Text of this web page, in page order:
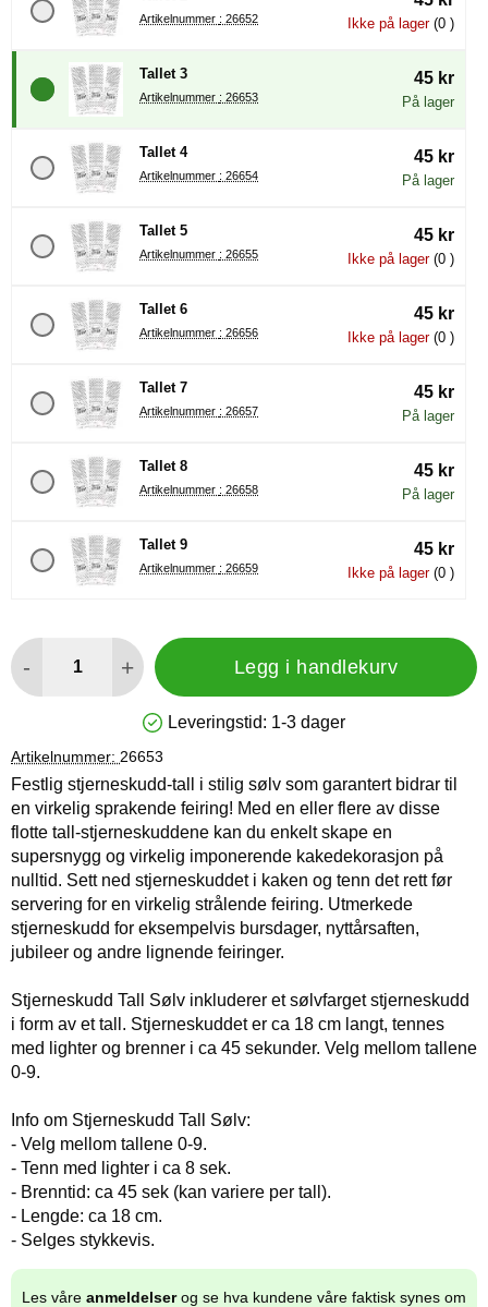
Artikelnummer : 26652 Ikke på lager(0 )
Tallet 3
Artikelnummer : 26653
45 kr
På lager
Tallet 4
Artikelnummer : 26654
45 kr
På lager
Tallet 5
Artikelnummer : 26655
45 kr
Ikke på lager(0 )
Tallet 6
Artikelnummer : 26656
45 kr
Ikke på lager(0 )
Tallet 7
Artikelnummer : 26657
45 kr
På lager
Tallet 8
Artikelnummer : 26658
45 kr
På lager
Tallet 9
Artikelnummer : 26659
45 kr
Ikke på lager(0 )
- + Legg i handlekurv
Produkttilgjengelighet: På lager
Leveringstid: 1-3 dager
Artikelnummer: 26653
Festlig stjerneskudd-tall i stilig sølv som garantert bidrar til
en virkelig sprakende feiring! Med en eller flere av disse
flotte tall-stjerneskuddene kan du enkelt skape en
supersnygg og virkelig imponerende kakedekorasjon på
nulltid. Sett ned stjerneskuddet i kaken og tenn det rett før
servering for en virkelig strålende feiring. Utmerkede
stjerneskudd for eksempelvis bursdager, nyttårsaften,
jubileer og andre lignende feiringer.
Stjerneskudd Tall Sølv inkluderer et sølvfarget stjerneskudd
i form av et tall. Stjerneskuddet er ca 18 cm langt, tennes
med lighter og brenner i ca 45 sekunder. Velg mellom tallene
0-9.
Info om Stjerneskudd Tall Sølv:
- Velg mellom tallene 0-9.
- Tenn med lighter i ca 8 sek.
- Brenntid: ca 45 sek (kan variere per tall).
- Lengde: ca 18 cm.
- Selges stykkevis.
Les våre anmeldelserog se hva kundene våre faktisk synes om